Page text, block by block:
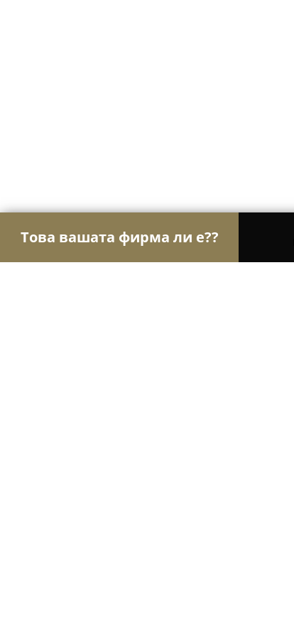
Това вашата фирма ли е??